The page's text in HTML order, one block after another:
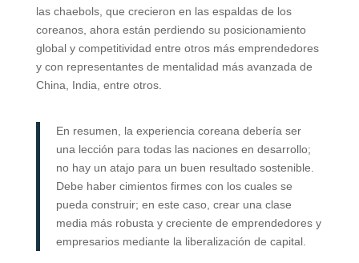
las chaebols, que crecieron en las espaldas de los
coreanos, ahora están perdiendo su posicionamiento
global y competitividad entre otros más emprendedores
y con representantes de mentalidad más avanzada de
China, India, entre otros.
En resumen, la experiencia coreana debería ser
una lección para todas las naciones en desarrollo;
no hay un atajo para un buen resultado sostenible.
Debe haber cimientos firmes con los cuales se
pueda construir; en este caso, crear una clase
media más robusta y creciente de emprendedores y
empresarios mediante la liberalización de capital.